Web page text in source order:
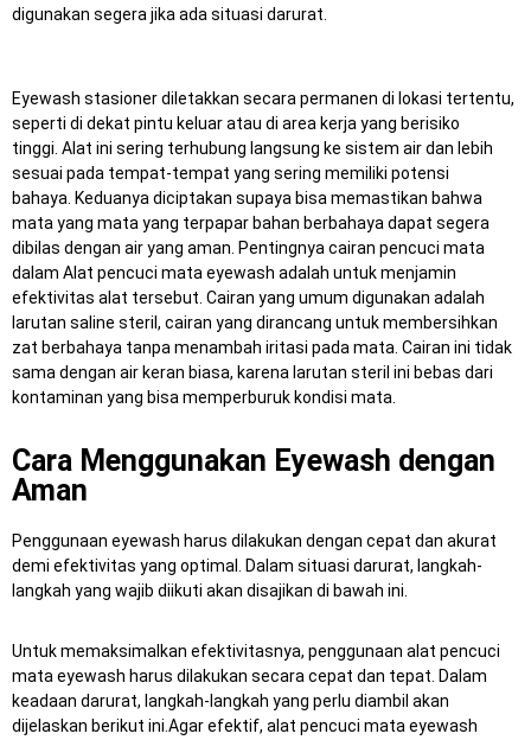
digunakan segera jika ada situasi darurat.
Eyewash stasioner diletakkan secara permanen di lokasi tertentu,
seperti di dekat pintu keluar atau di area kerja yang berisiko
tinggi. Alat ini sering terhubung langsung ke sistem air dan lebih
sesuai pada tempat-tempat yang sering memiliki potensi
bahaya. Keduanya diciptakan supaya bisa memastikan bahwa
mata yang mata yang terpapar bahan berbahaya dapat segera
dibilas dengan air yang aman. Pentingnya cairan pencuci mata
dalam Alat pencuci mata eyewash adalah untuk menjamin
efektivitas alat tersebut. Cairan yang umum digunakan adalah
larutan saline steril, cairan yang dirancang untuk membersihkan
zat berbahaya tanpa menambah iritasi pada mata. Cairan ini tidak
sama dengan air keran biasa, karena larutan steril ini bebas dari
kontaminan yang bisa memperburuk kondisi mata.
Cara Menggunakan Eyewash dengan
Aman
Penggunaan eyewash harus dilakukan dengan cepat dan akurat
demi efektivitas yang optimal.
Dalam situasi darurat, langkah-
langkah yang wajib diikuti akan disajikan di bawah ini.
Untuk memaksimalkan efektivitasnya, penggunaan alat pencuci
mata eyewash harus dilakukan secara cepat dan tepat. Dalam
keadaan darurat, langkah-langkah yang perlu diambil akan
dijelaskan berikut ini.Agar efektif, alat pencuci mata eyewash